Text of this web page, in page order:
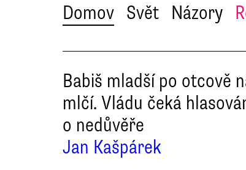
Domov Svět Názory
Babiš mladší po otcově
mlčí. Vládu čeká
o nedůvěře
Jan Kašpárek